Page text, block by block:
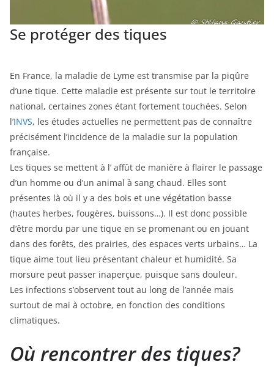
Se protéger des tiques
En France, la maladie de Lyme est transmise par la piqûre
d’une tique. Cette maladie est présente sur tout le territoire
national, certaines zones étant fortement touchées. Selon
l’INVS, les études actuelles ne permettent pas de connaître
précisément l’incidence de la maladie sur la population
française.
Les tiques se mettent à l’ affût de manière à flairer le passage
d’un homme ou d’un animal à sang chaud. Elles sont
présentes là où il y a des bois et une végétation basse
(hautes herbes, fougères, buissons…). Il est donc possible
d’être mordu par une tique en se promenant ou en jouant
dans des forêts, des prairies, des espaces verts urbains… La
tique aime tout lieu présentant chaleur et humidité. Sa
morsure peut passer inaperçue, puisque sans douleur.
Les infections s’observent tout au long de l’année mais
surtout de mai à octobre, en fonction des conditions
climatiques.
Où rencontrer des tiques?